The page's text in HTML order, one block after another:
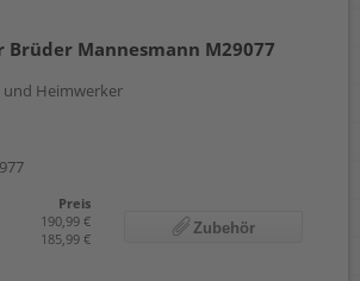
Brüder Mannesmann M29077
und Heimwerker
Preis
190,99 €
185,99 €
Zubehör